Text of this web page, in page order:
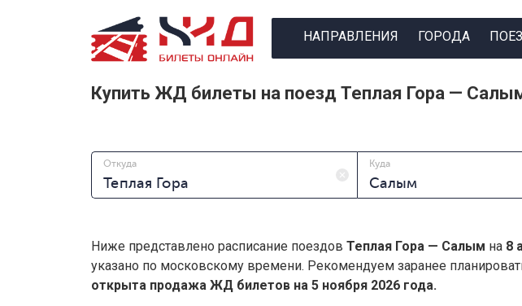
НАПРАВЛЕНИЯ ГОРОДА
Купить ЖД билеты на поезд Теплая Гора —
Откуда Куда
Ниже представлено расписание поездов Теплая Гора — Салым на 8
указано по московскому времени. Рекомендуем заранее
открыта продажа ЖД билетов на 5 ноября 2026 года.